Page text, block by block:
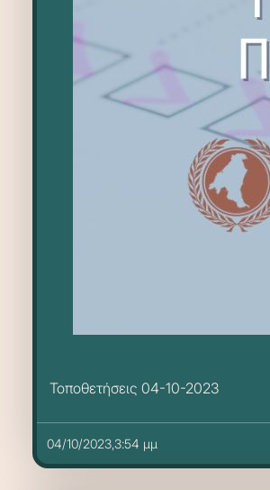
Τοποθετήσεις 04-10-2023
04/10/2023,3:54 μμ